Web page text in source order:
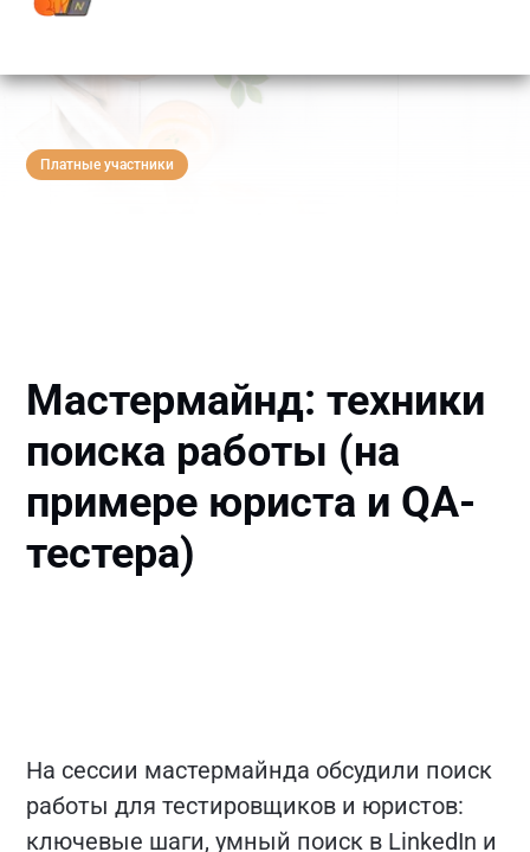
Платные участники
Мастермайнд: техники
поиска работы (на
примере юриста и QA-
тестера)
На сессии мастермайнда обсудили поиск
работы для тестировщиков и юристов:
ключевые шаги, умный поиск в LinkedIn и